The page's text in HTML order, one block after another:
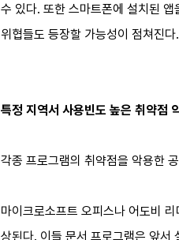
수 있다. 또한 스마트폰에 설치된
위협들도 등장할 가능성이 점쳐진다.
특정 지역서 사용빈도 높은 취약점
각종 프로그램의 취약점을 악용한
마이크로소프트 오피스나 어도비
상된다. 이들 문서 프로그램은 앞서